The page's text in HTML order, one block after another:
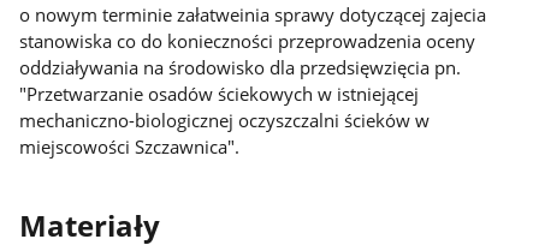
o nowym terminie załatweinia sprawy dotyczącej zajecia
stanowiska co do konieczności przeprowadzenia oceny
oddziaływania na środowisko dla przedsięwzięcia pn.
"Przetwarzanie osadów ściekowych w istniejącej
mechaniczno-biologicznej oczyszczalni ścieków w
miejscowości Szczawnica".
Materiały